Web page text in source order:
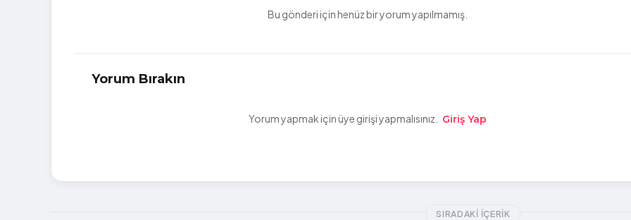
Bu gönderi için henüz bir yorum yapılmamış.
Yorum Bırakın
Yorum yapmak için üye girişi yapmalısınız. Giriş Yap
SIRADAKI İÇERIK